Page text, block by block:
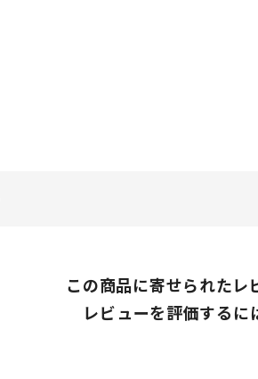
この商品に寄せられたレ
レビューを評価するに